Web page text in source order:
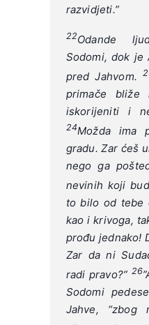
razvidjeti.”
22Odande
Sodomi, dok je
pred Jahvom.
primače
iskorijeniti i
24Možda ima
gradu. Zar ćeš
nego ga
nevinih koji
to bilo od tebe
kao i krivoga,
prođu jednako!
Zar da ni
radi pravo?” 26
Sodomi
Jahve, “zbog